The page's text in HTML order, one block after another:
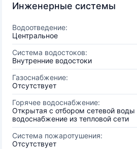
Инженерные системы
Водоотведение:
Центральное
Система водостоков:
Внутренние водостоки
Газоснабжение:
Отсутствует
Горячее водоснабжение:
Открытая с отбором сетевой воды
водоснабжение из тепловой сети
Система пожаротушения:
Отсутствует